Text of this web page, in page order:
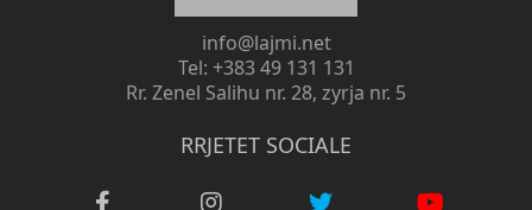
info@lajmi.net
Tel: +383 49 131 131
Rr. Zenel Salihu nr. 28, zyrja nr. 5
RRJETET SOCIALE